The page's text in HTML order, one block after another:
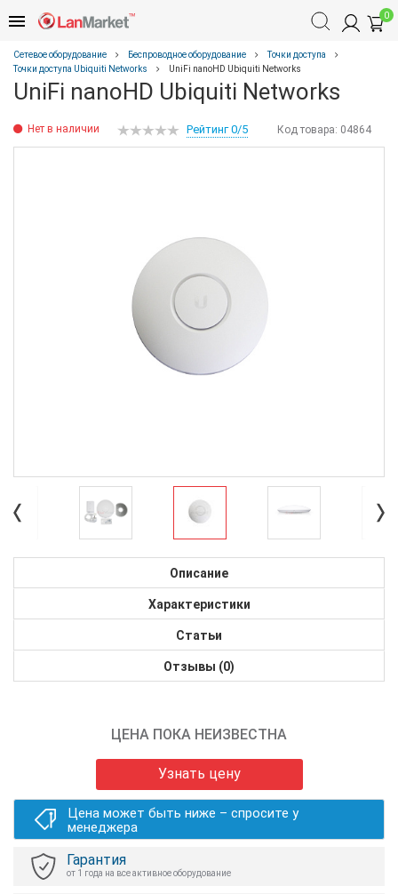
0
Сетевое оборудование Беспроводное оборудование
Точки доступа
Точки доступа Ubiquiti Networks
UniFi nanoHD Ubiquiti Networks
UniFi nanoHD Ubiquiti Networks
Нет в наличии Код товара: 04864
Рейтинг 0/5
Описание
Характеристики
Статьи
Отзывы (0)
ЦЕНА ПОКА НЕИЗВЕСТНА
Узнать цену
Цена может быть ниже – спросите у
менеджера
Гарантия
от 1 года на все активное оборудование